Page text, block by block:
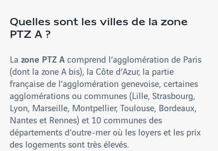
Quelles sont les villes de la zone
PTZ A ?
La zone PTZ Acomprend l’agglomération de Paris
(dont la zone A bis), la Côte d’Azur, la partie
française de l’agglomération genevoise, certaines
agglomérations ou communes (Lille, Strasbourg,
Lyon, Marseille, Montpellier, Toulouse, Bordeaux,
Nantes et Rennes) et 10 communes des
départements d’outre-mer où les loyers et les prix
des logements sont très élevés.